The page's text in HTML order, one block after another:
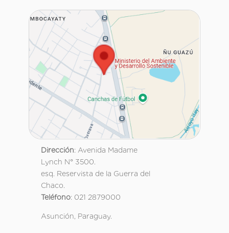
Dirección: Avenida Madame
Lynch N° 3500.
esq. Reservista de la Guerra del
Chaco.
Teléfono: 021 2879000
Asunción, Paraguay.